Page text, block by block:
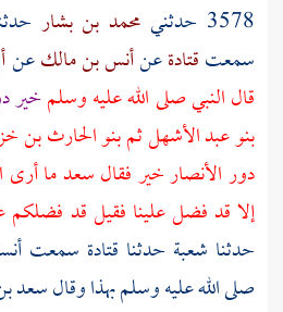
3578 حدثني
محمد بن بشار
سمعتقتادةعنأنس بن مالكعن
قال النبي صلى الله عليه وسلمخير
بنو عبد الأشهلثمبنو الحارث بن
دورالأنصارخير فقالسعدما أرى
إلا قد فضل علينا فقيل قد فضلكم
حدثنا شعبة حدثنا قتادة سمعت
صلى الله عليه وسلم بهذا وقالسعد